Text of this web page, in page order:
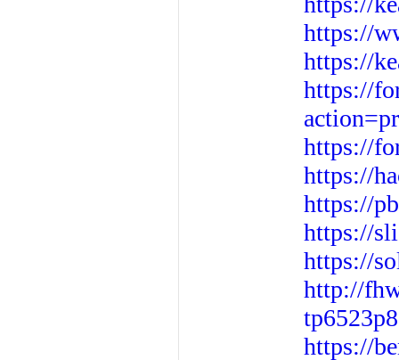
https://
https://
https://
https://
https://
https://
https://
https://
http://
https://